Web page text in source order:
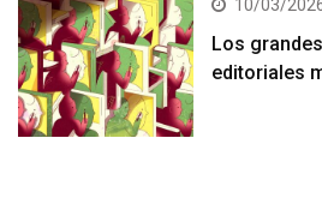
10/03/
Los
editoriales